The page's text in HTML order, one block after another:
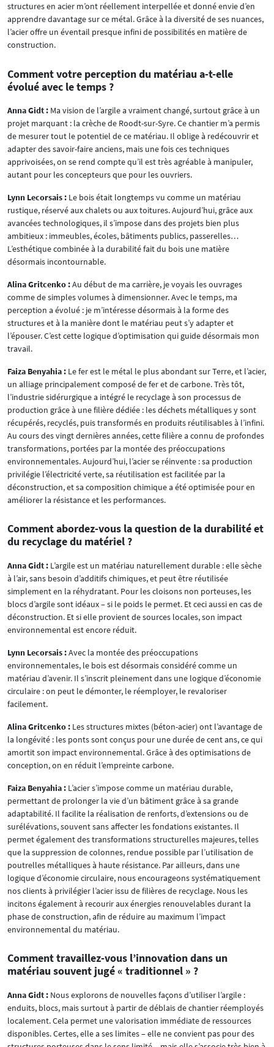
structures en acier m’ont réellement interpellée et donné envie d’en
apprendre davantage sur ce métal. Grâce à la diversité de ses nuances,
l’acier offre un éventail presque infini de possibilités en matière de
construction.
Comment votre perception du matériau a-t-elle
évolué avec le temps ?
Anna Gidt : Ma vision de l’argile a vraiment changé, surtout grâce à un
projet marquant : la crèche de Roodt-sur-Syre. Ce chantier m’a permis
de mesurer tout le potentiel de ce matériau. Il oblige à redécouvrir et
adapter des savoir-faire anciens, mais une fois ces techniques
apprivoisées, on se rend compte qu’il est très agréable à manipuler,
autant pour les concepteurs que pour les ouvriers.
Lynn Lecorsais : Le bois était longtemps vu comme un matériau
rustique, réservé aux chalets ou aux toitures. Aujourd’hui, grâce aux
avancées technologiques, il s’impose dans des projets bien plus
ambitieux : immeubles, écoles, bâtiments publics, passerelles…
L’esthétique combinée à la durabilité fait du bois une matière
désormais incontournable.
Alina Gritcenko :Au début de ma carrière, je voyais les ouvrages
comme de simples volumes à dimensionner. Avec le temps, ma
perception a évolué : je m’intéresse désormais à la forme des
structures et à la manière dont le matériau peut s’y adapter et
l’épouser. C’est cette logique d’optimisation qui guide désormais mon
travail.
Faiza Benyahia : Le fer est le métal le plus abondant sur Terre, et l’acier,
un alliage principalement composé de fer et de carbone. Très tôt,
l’industrie sidérurgique a intégré le recyclage à son processus de
production grâce à une filière dédiée : les déchets métalliques y sont
récupérés, recyclés, puis transformés en produits réutilisables à l’infini.
Au cours des vingt dernières années, cette filière a connu de profondes
transformations, portées par la montée des préoccupations
environnementales. Aujourd’hui, l’acier se réinvente : sa production
privilégie l’électricité verte, sa réutilisation est facilitée par la
déconstruction, et sa composition chimique a été optimisée pour en
améliorer la résistance et les performances.
Comment abordez-vous la question de la durabilité et
du recyclage du matériel ?
Anna Gidt : L’argile est un matériau naturellement durable : elle sèche
à l’air, sans besoin d’additifs chimiques, et peut être réutilisée
simplement en la réhydratant. Pour les cloisons non porteuses, les
blocs d’argile sont idéaux – si le poids le permet. Et ceci aussi en cas de
déconstruction. Et si elle provient de sources locales, son impact
environnemental est encore réduit.
Lynn Lecorsais :Avec la montée des préoccupations
environnementales, le bois est désormais considéré comme un
matériau d’avenir. Il s’inscrit pleinement dans une logique d’économie
circulaire : on peut le démonter, le réemployer, le revaloriser
facilement.
Alina Gritcenko : Les structures mixtes (béton-acier) ont l’avantage de
la longévité : les ponts sont conçus pour une durée de cent ans, ce qui
amortit son impact environnemental. Grâce à des optimisations de
conception, on en réduit l’empreinte carbone.
Faiza Benyahia : L’acier s’impose comme un matériau durable,
permettant de prolonger la vie d’un bâtiment grâce à sa grande
adaptabilité. Il facilite la réalisation de renforts, d’extensions ou de
surélévations, souvent sans affecter les fondations existantes. Il
permet également des transformations structurelles majeures, telles
que la suppression de colonnes, rendue possible par l’utilisation de
poutrelles métalliques à haute résistance. Par ailleurs, dans une
logique d’économie circulaire, nous encourageons systématiquement
nos clients à privilégier l’acier issu de filières de recyclage. Nous les
incitons également à recourir aux énergies renouvelables durant la
phase de construction, afin de réduire au maximum l’impact
environnemental du matériau.
Comment travaillez-vous l’innovation dans un
matériau souvent jugé « traditionnel » ?
Anna Gidt : Nous explorons de nouvelles façons d’utiliser l’argile :
enduits, blocs, mais surtout à partir de déblais de chantier réemployés
localement. Cela permet une valorisation immédiate de ressources
disponibles. Certes, elle a ses limites – elle ne convient pas pour des